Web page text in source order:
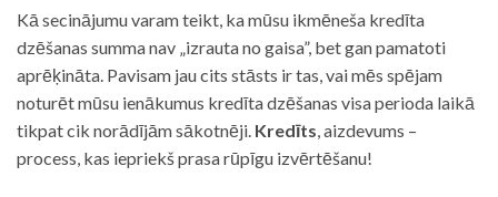
Kā secinājumu varam teikt, ka mūsu ikmēneša kredīta
dzēšanas summa nav „izrauta no gaisa”, bet gan pamatoti
aprēķināta. Pavisam jau cits stāsts ir tas, vai mēs spējam
noturēt mūsu ienākumus kredīta dzēšanas visa perioda laikā
tikpat cik norādījām sākotnēji. Kredīts, aizdevums –
process, kas iepriekš prasa rūpīgu izvērtēšanu!